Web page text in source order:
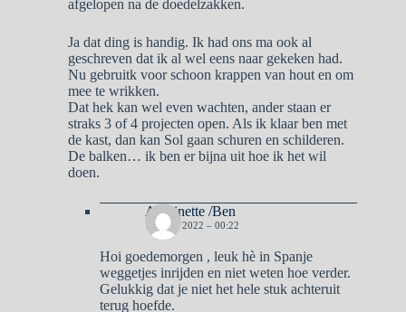
afgelopen na de doedelzakken.
Ja dat ding is handig. Ik had ons ma ook al
geschreven dat ik al wel eens naar gekeken had.
Nu gebruitk voor schoon krappen van hout en om
mee te wrikken.
Dat hek kan wel even wachten, ander staan er
straks 3 of 4 projecten open. Als ik klaar ben met
de kast, dan kan Sol gaan schuren en schilderen.
De balken… ik ben er bijna uit hoe ik het wil
doen.
Antoinette /Ben
19 JULI 2022 – 00:22
Hoi goedemorgen , leuk hè in Spanje
weggetjes inrijden en niet weten hoe verder.
Gelukkig dat je niet het hele stuk achteruit
terug hoefde.